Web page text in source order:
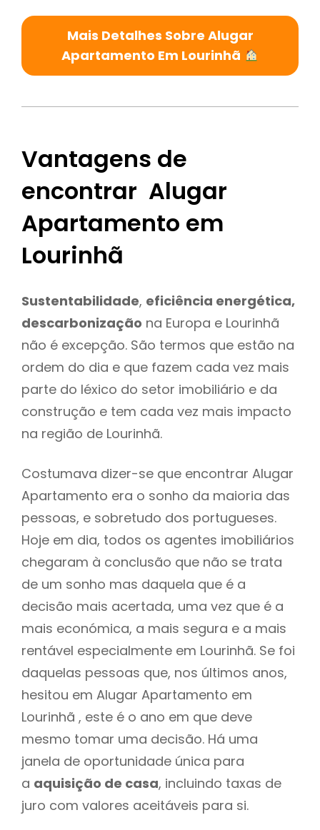
Mais Detalhes Sobre Alugar
Apartamento Em Lourinhã
Vantagens de
encontrar Alugar
Apartamento em
Lourinhã
Sustentabilidade, eficiência energética,
descarbonização na Europa e Lourinhã
não é excepção. São termos que estão na
ordem do dia e que fazem cada vez mais
parte do léxico do setor imobiliário e da
construção e tem cada vez mais impacto
na região de Lourinhã.
Costumava dizer-se que encontrar Alugar
Apartamento era o sonho da maioria das
pessoas, e sobretudo dos portugueses.
Hoje em dia, todos os agentes imobiliários
chegaram à conclusão que não se trata
de um sonho mas daquela que é a
decisão mais acertada, uma vez que é a
mais económica, a mais segura e a mais
rentável especialmente em Lourinhã. Se foi
daquelas pessoas que, nos últimos anos,
hesitou em Alugar Apartamento em
Lourinhã , este é o ano em que deve
mesmo tomar uma decisão. Há uma
janela de oportunidade única para
a aquisição de casa, incluindo taxas de
juro com valores aceitáveis para si.